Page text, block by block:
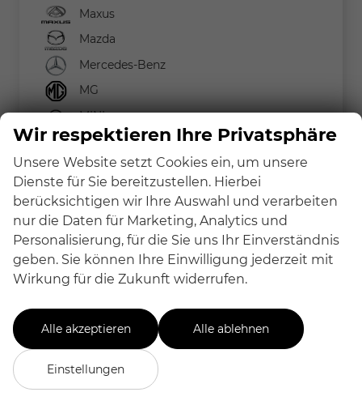
Maxus
Mazda
Mercedes-Benz
MG
MINI
Nissan
Peugeot
Renault
Seat
Skoda
Suzuki
Volkswagen
Volvo
Wir respektieren Ihre Privatsphäre
Unsere Website setzt Cookies ein, um unsere
Dienste für Sie bereitzustellen. Hierbei
berücksichtigen wir Ihre Auswahl und verarbeiten
nur die Daten für Marketing, Analytics und
Personalisierung, für die Sie uns Ihr Einverständnis
geben. Sie können Ihre Einwilligung jederzeit mit
Wirkung für die Zukunft widerrufen.
Alle akzeptieren Alle ablehnen
Einstellungen